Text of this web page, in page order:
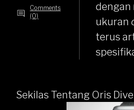
Comments
(0)
dengan
ukuran
terus
Sekilas Tentang Oris